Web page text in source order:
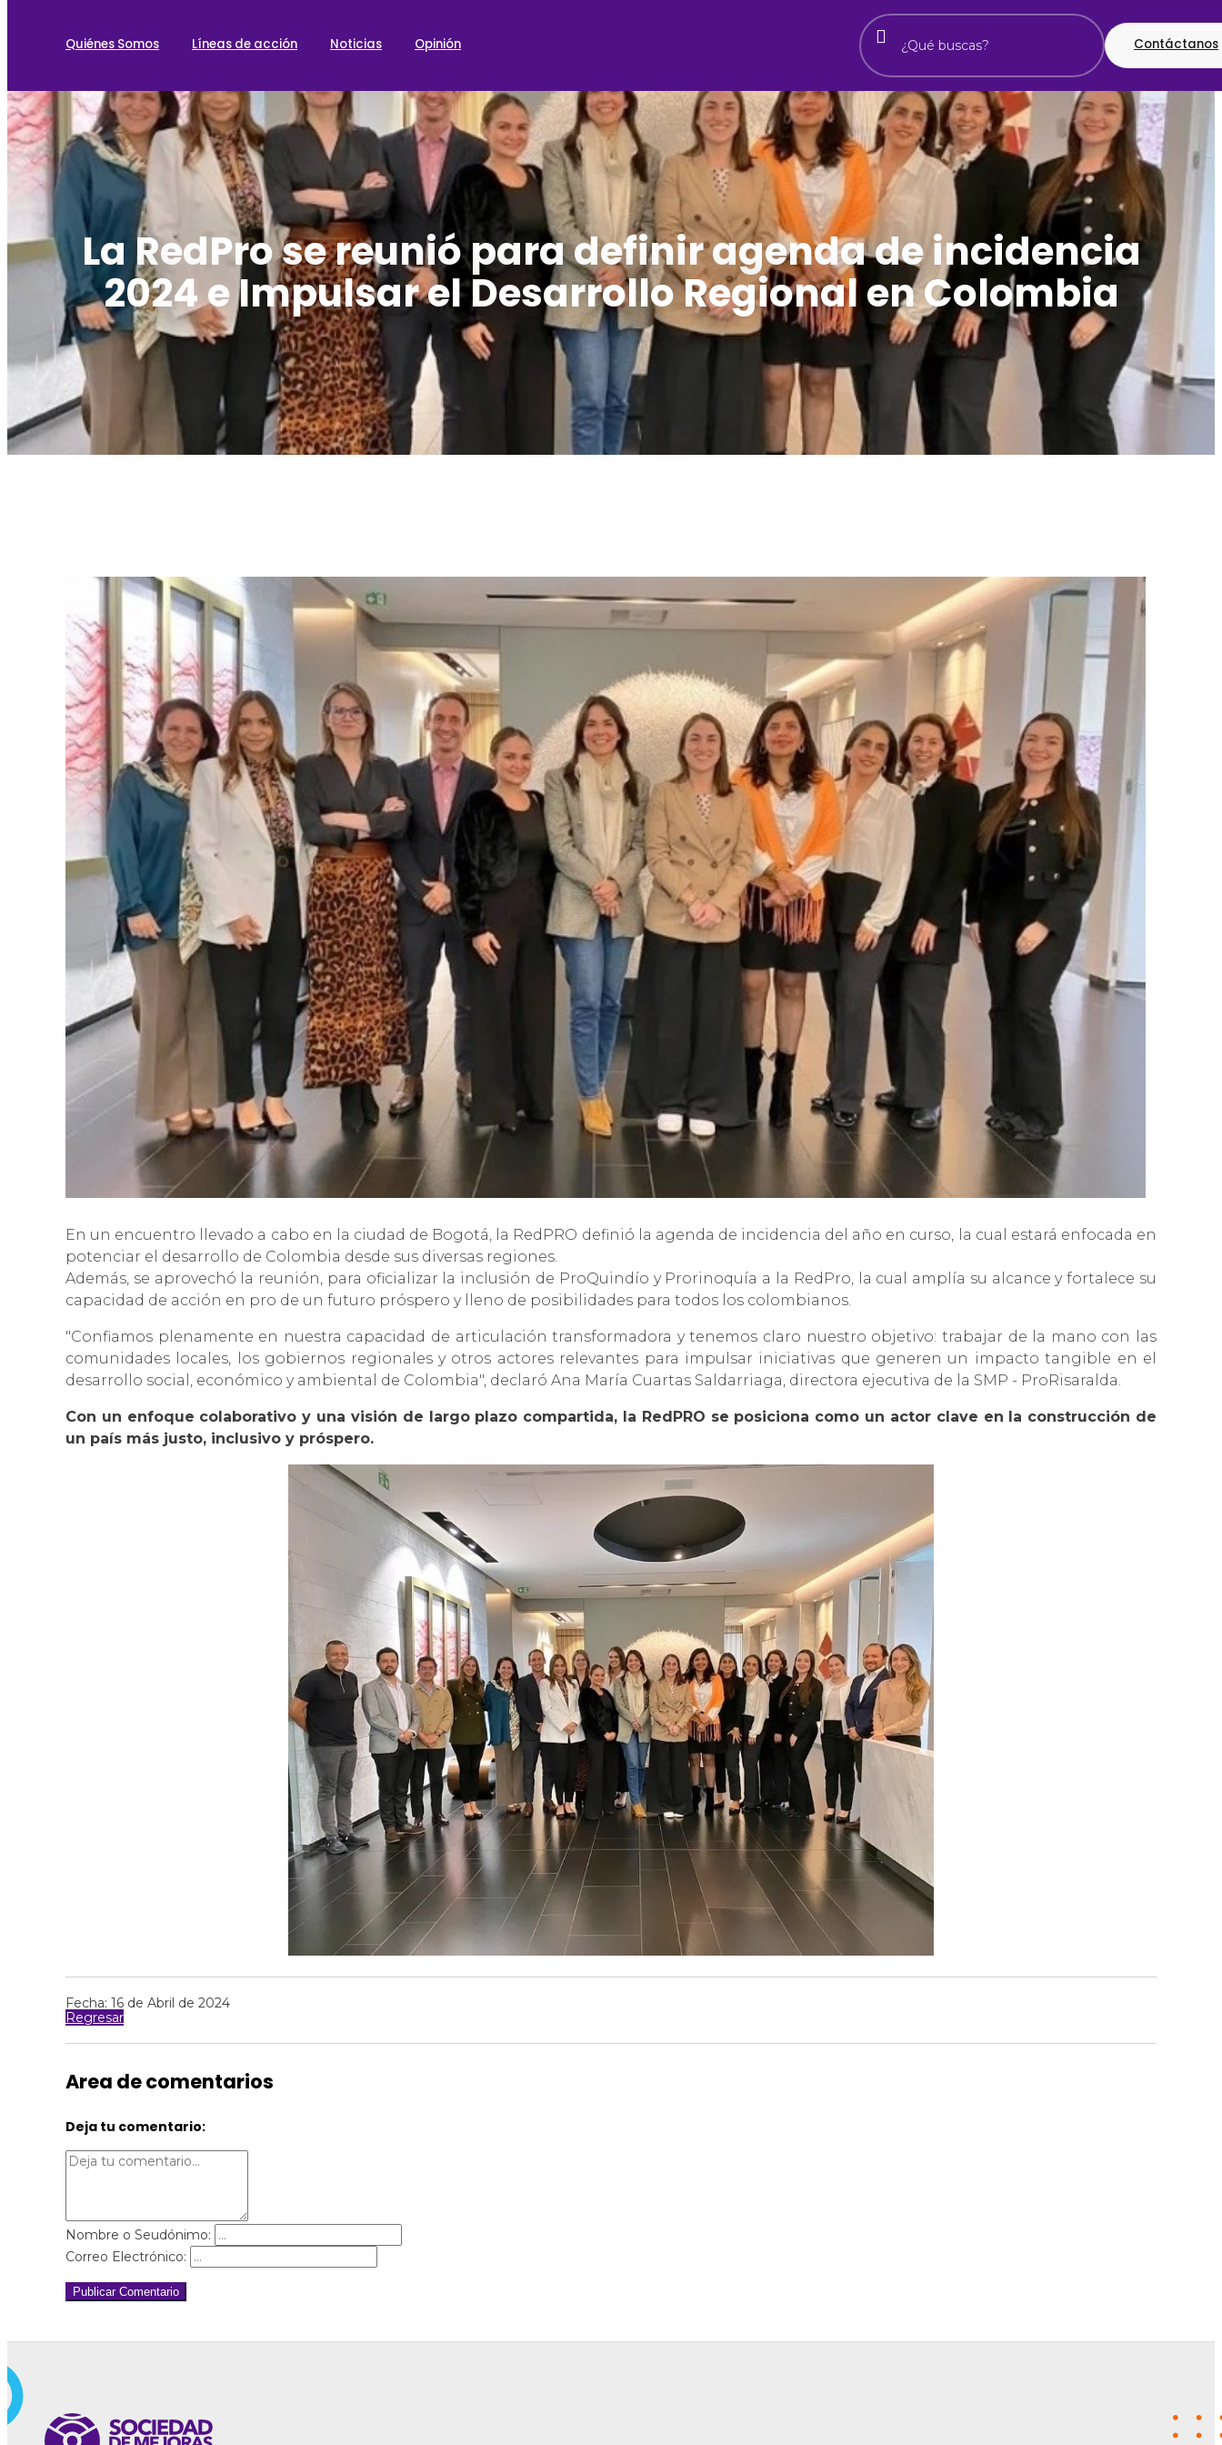
Quiénes Somos Líneas de acción Noticias Opinión Contáctanos
La RedPro se reunió para definir agenda de incidencia
2024 e Impulsar el Desarrollo Regional en Colombia
En un encuentro llevado a cabo en la ciudad de Bogotá, la RedPRO definió la agenda de incidencia del año en curso, la cual estará enfocada en
potenciar el desarrollo de Colombia desde sus diversas regiones.
Además, se aprovechó la reunión, para oficializar la inclusión de ProQuindío y Prorinoquía a la RedPro, la cual amplía su alcance y fortalece su
capacidad de acción en pro de un futuro próspero y lleno de posibilidades para todos los colombianos.
"Confiamos plenamente en nuestra capacidad de articulación transformadora y tenemos claro nuestro objetivo: trabajar de la mano con las
comunidades locales, los gobiernos regionales y otros actores relevantes para impulsar iniciativas que generen un impacto tangible en el
desarrollo social, económico y ambiental de Colombia", declaró Ana María Cuartas Saldarriaga, directora ejecutiva de la SMP - ProRisaralda.
Con un enfoque colaborativo y una visión de largo plazo compartida, la RedPRO se posiciona como un actor clave en la construcción de
un país más justo, inclusivo y próspero.
Fecha: 16 de Abril de 2024
Regresar
Area de comentarios
Deja tu comentario:
Nombre o Seudónimo:
Correo Electrónico:
Publicar Comentario